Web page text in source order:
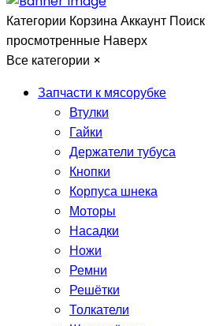
Категории КорзинаАккаунт Поиск
просмотренные Наверх
Все категории ×
Запчасти к мясорубке
Втулки
Гайки
Держатели тубуса
Кнопки
Корпуса шнека
Моторы
Насадки
Ножи
Ремни
Решётки
Толкатели